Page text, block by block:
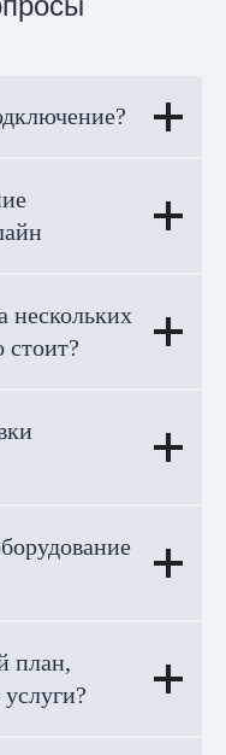
стоит?
план,